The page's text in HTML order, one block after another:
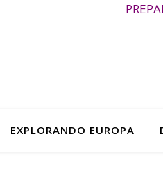
EXPLORANDO EUROPA